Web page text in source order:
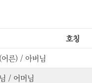
호칭
른) / 아버님
/ 어머님